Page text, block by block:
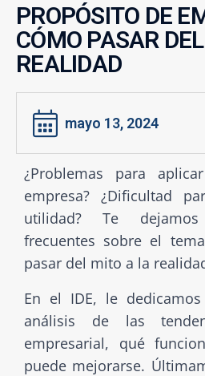
PROPÓSITO DE
CÓMO PASAR
REALIDAD
mayo 13, 2024
¿Problemas para
empresa? ¿Dificultad
utilidad? Te
frecuentes sobre el
pasar del mito a la
En el IDE, le
análisis de las
empresarial, qué
puede mejorarse.